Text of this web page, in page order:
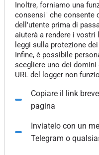
Inoltre, forniamo una
consensi" che consente
dell'utente prima di
aiuterà a rendere i vostri
leggi sulla protezione
Infine, è possibile
scegliere uno dei
URL del logger non
Copiare il link
pagina
Inviatelo con un
Telegram o